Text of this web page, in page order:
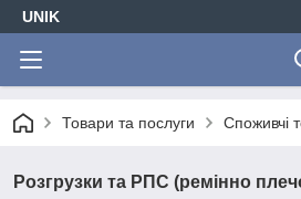
UNIK
Товари та послуги Споживчі
Розгрузки та РПС (ремінно